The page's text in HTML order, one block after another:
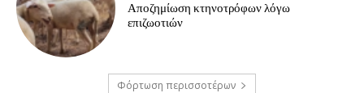
Αποζημίωση κτηνοτρόφων λόγω
επιζωοτιών
Φόρτωση περισσοτέρων